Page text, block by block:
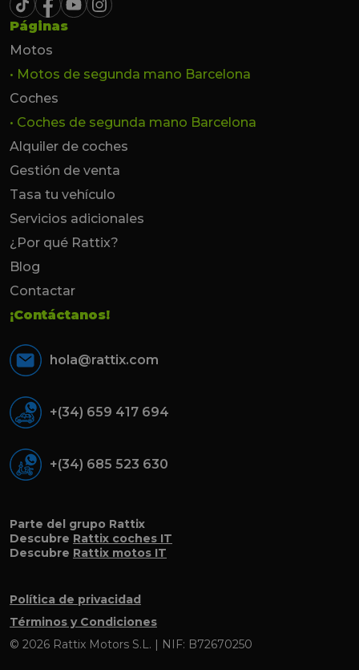
Páginas
Motos
• Motos de segunda mano Barcelona
Coches
• Coches de segunda mano Barcelona
Alquiler de coches
Gestión de venta
Tasa tu vehículo
Servicios adicionales
¿Por qué Rattix?
Blog
Contactar
¡Contáctanos!
hola@rattix.com
+(34) 659 417 694
+(34) 685 523 630
Parte del grupo Rattix
Descubre Rattix coches IT
Descubre Rattix motos IT
Política de privacidad
Términos y Condiciones
© 2026 Rattix Motors S.L. | NIF: B72670250